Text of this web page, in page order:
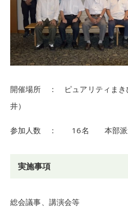
開催場所 ： ピュアリティまき
井）
参加人数 ： 16名 本部派
実施事項
総会議事、講演会等